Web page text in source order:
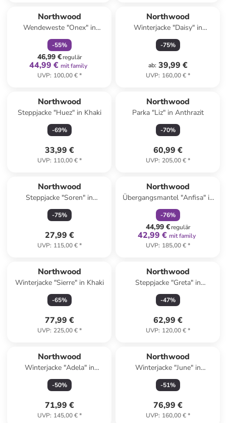
Northwood
Wendeweste "Onex" in
Dunkelblau
-55%
46,99 €regulär
44,99 € mit family
UVP: 100,00 €*
Northwood
Winterjacke "Daisy" in
Bordeaux
-75%
ab: 39,99 €
UVP: 160,00 €*
Northwood
Steppjacke "Huez" in Khaki
-69%
33,99 €
UVP: 110,00 €*
Northwood
Parka "Liz" in Anthrazit
-70%
60,99 €
UVP: 205,00 €*
Northwood
Steppjacke "Soren" in
Bordeaux
-75%
27,99 €
UVP: 115,00 €*
Northwood
Übergangsmantel "Anfisa" in
Grau
-76%
44,99 €regulär
42,99 € mit family
UVP: 185,00 €*
Northwood
Winterjacke "Sierre" in Khaki
-65%
77,99 €
UVP: 225,00 €*
Northwood
Steppjacke "Greta" in
Dunkelblau
-47%
62,99 €
UVP: 120,00 €*
Northwood
Winterjacke "Adela" in
Dunkelblau
-50%
71,99 €
UVP: 145,00 €*
Northwood
Winterjacke "June" in
Dunkelblau
-51%
76,99 €
UVP: 160,00 €*